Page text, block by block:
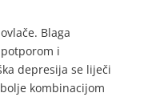
Blaga
i
depresija se liječi
kombinacijom